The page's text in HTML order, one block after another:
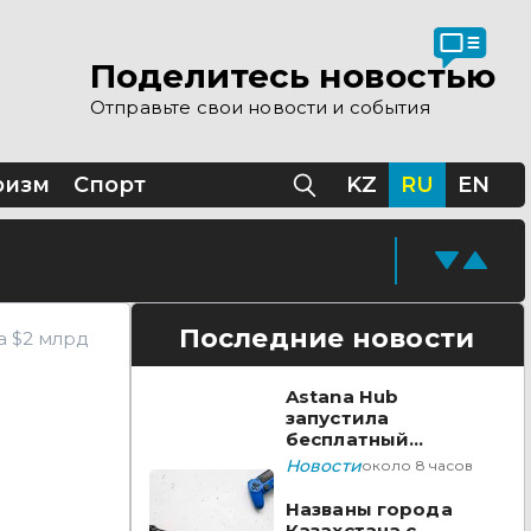
Поделитесь новостью
Отправьте свои новости и события
Спорт KZ RU EN
$2 млрд Последние новости
Astana Hub
запустила
бесплатный
акселератор для
видеоигр
Новостиоколо 8 часов
Названы города